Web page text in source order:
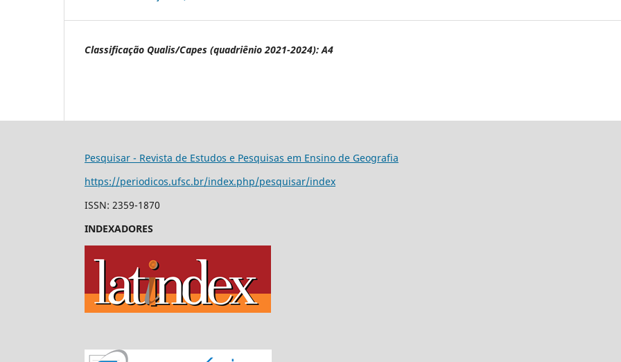
Classificação Qualis/Capes (quadriênio 2021-2024): A4
Pesquisar - Revista de Estudos e Pesquisas em Ensino de Geografia
https://periodicos.ufsc.br/index.php/pesquisar/index
ISSN: 2359-1870
INDEXADORES